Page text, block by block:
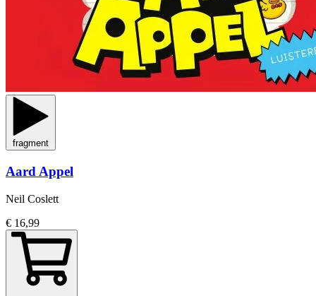
fragment
Aard Appel
Neil Coslett
€ 16,99